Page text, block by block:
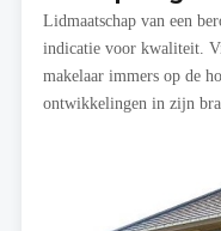
Lidmaatschap van een
indicatie voor kwaliteit.
makelaar immers op de
ontwikkelingen in zijn